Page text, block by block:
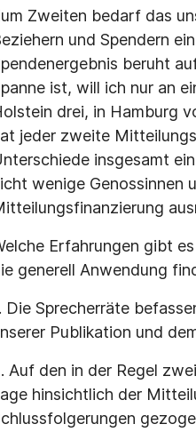
Zweiten bedarf das
und Spendern
beruht
ist, will ich nur an
drei, in Hamburg
jeder zweite
insgesamt
wenige Genossinnen
Erfahrungen gibt
generell Anwendung
Die Sprecherräte
Publikation und
Auf den in der Regel
hinsichtlich der